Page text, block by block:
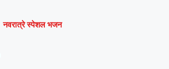
नवरात्रे स्पेशल भजन